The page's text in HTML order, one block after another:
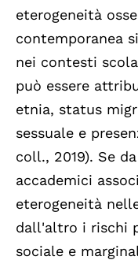
eterogeneità
contemporanea
nei contesti
può essere
etnia, status
sessuale e
coll., 2019). Se
accademici
eterogeneità
dall'altro i rischi
sociale e